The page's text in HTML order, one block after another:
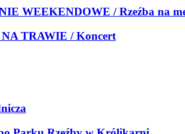
WEEKENDOWE / Rzeźba na
TRAWIE / Koncert